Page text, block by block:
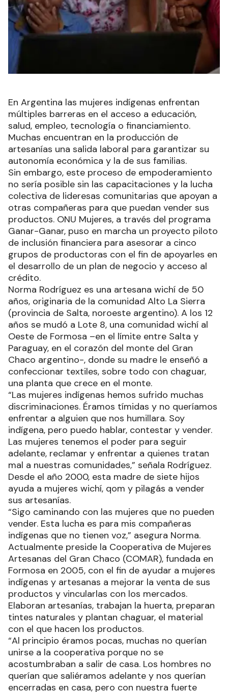
En Argentina las mujeres indígenas enfrentan
múltiples barreras en el acceso a educación,
salud, empleo, tecnología o financiamiento.
Muchas encuentran en la producción de
artesanías una salida laboral para garantizar su
autonomía económica y la de sus familias.
Sin embargo, este proceso de empoderamiento
no sería posible sin las capacitaciones y la lucha
colectiva de lideresas comunitarias que apoyan a
otras compañeras para que puedan vender sus
productos. ONU Mujeres, a través del programa
Ganar-Ganar, puso en marcha un proyecto piloto
de inclusión financiera para asesorar a cinco
grupos de productoras con el fin de apoyarles en
el desarrollo de un plan de negocio y acceso al
crédito.
Norma Rodríguez es una artesana wichí de 50
años, originaria de la comunidad Alto La Sierra
(provincia de Salta, noroeste argentino). A los 12
años se mudó a Lote 8, una comunidad wichí al
Oeste de Formosa –en el límite entre Salta y
Paraguay, en el corazón del monte del Gran
Chaco argentino-, donde su madre le enseñó a
confeccionar textiles, sobre todo con chaguar,
una planta que crece en el monte.
“Las mujeres indígenas hemos sufrido muchas
discriminaciones. Éramos tímidas y no queríamos
enfrentar a alguien que nos humillara. Soy
indígena, pero puedo hablar, contestar y vender.
Las mujeres tenemos el poder para seguir
adelante, reclamar y enfrentar a quienes tratan
mal a nuestras comunidades,” señala Rodríguez.
Desde el año 2000, esta madre de siete hijos
ayuda a mujeres wichí, qom y pilagás a vender
sus artesanías.
“Sigo caminando con las mujeres que no pueden
vender. Esta lucha es para mis compañeras
indígenas que no tienen voz,” asegura Norma.
Actualmente preside la Cooperativa de Mujeres
Artesanas del Gran Chaco (COMAR), fundada en
Formosa en 2005, con el fin de ayudar a mujeres
indígenas y artesanas a mejorar la venta de sus
productos y vincularlas con los mercados.
Elaboran artesanías, trabajan la huerta, preparan
tintes naturales y plantan chaguar, el material
con el que hacen los productos.
“Al principio éramos pocas, muchas no querían
unirse a la cooperativa porque no se
acostumbraban a salir de casa. Los hombres no
querían que saliéramos adelante y nos querían
encerradas en casa, pero con nuestra fuerte